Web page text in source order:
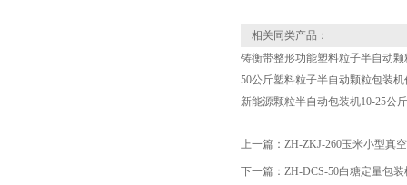
相关同类产品：
铸衡带整形功能塑料粒子半自动颗
50公斤塑料粒子半自动颗粒包装机
新能源颗粒半自动包装机10-25公斤
上一篇： ZH-ZKJ-260玉米小型真
下一篇： ZH-DCS-50白糖定量包装